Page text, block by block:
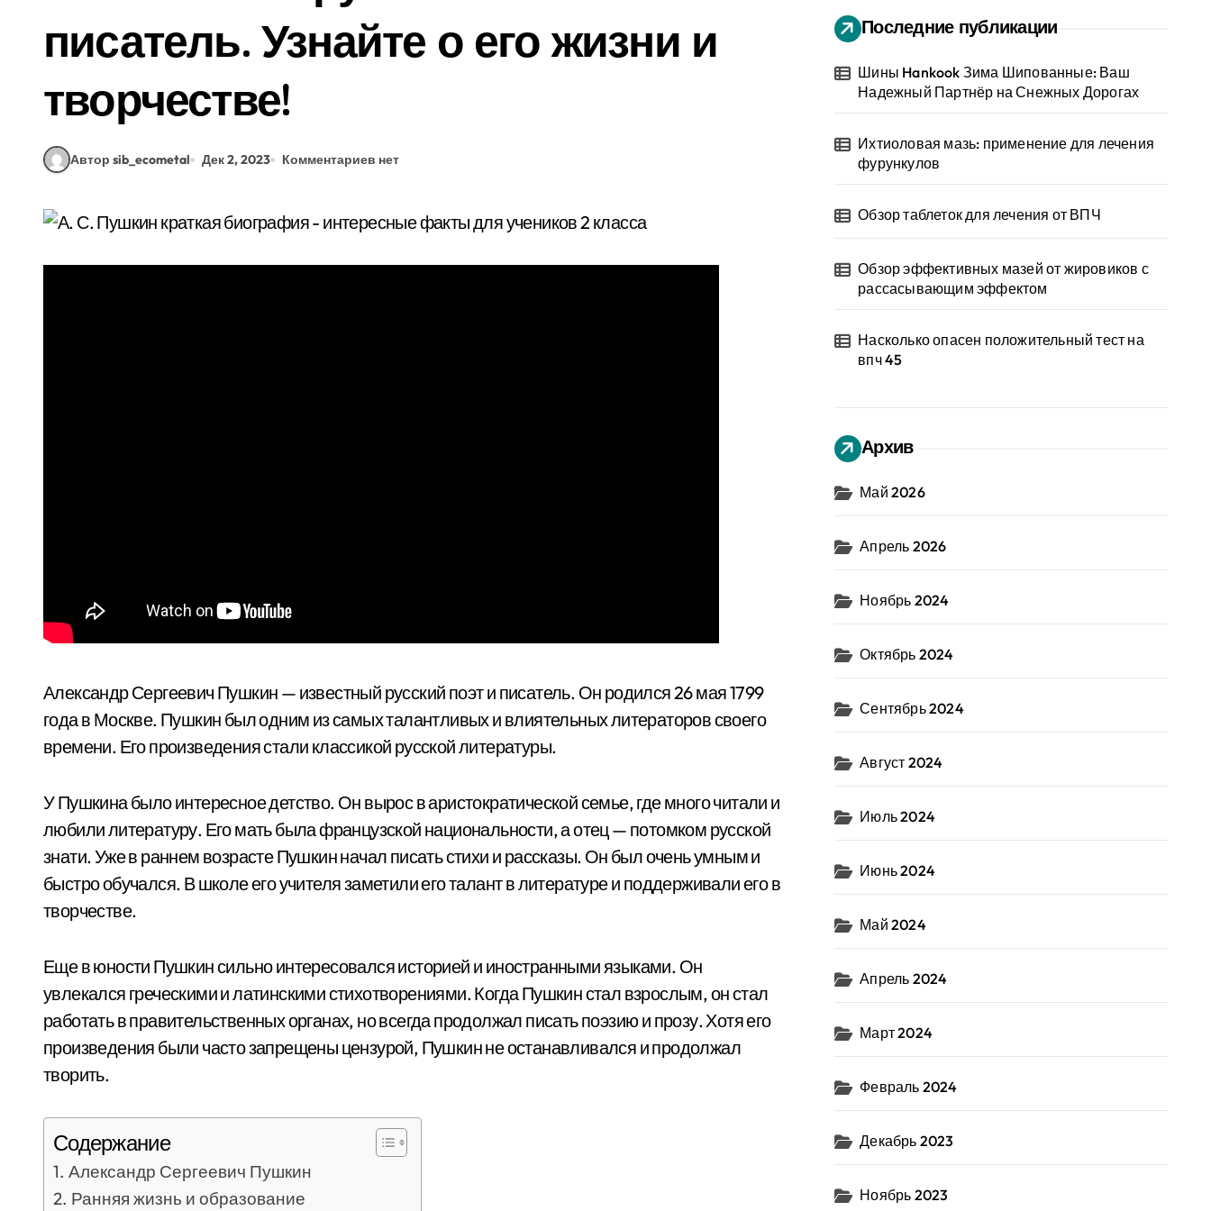
писатель. Узнайте о его жизни и
творчестве!
Автор sib_ecometal Дек 2, 2023 Комментариев нет
Александр Сергеевич Пушкин — известный русский поэт и писатель. Он родился 26 мая 1799
года в Москве. Пушкин был одним из самых талантливых и влиятельных литераторов своего
времени. Его произведения стали классикой русской литературы.
У Пушкина было интересное детство. Он вырос в аристократической семье, где много читали и
любили литературу. Его мать была французской национальности, а отец — потомком русской
знати. Уже в раннем возрасте Пушкин начал писать стихи и рассказы. Он был очень умным и
быстро обучался. В школе его учителя заметили его талант в литературе и поддерживали его в
творчестве.
Еще в юности Пушкин сильно интересовался историей и иностранными языками. Он
увлекался греческими и латинскими стихотворениями. Когда Пушкин стал взрослым, он стал
работать в правительственных органах, но всегда продолжал писать поэзию и прозу. Хотя его
произведения были часто запрещены цензурой, Пушкин не останавливался и продолжал
творить.
Содержание
Александр Сергеевич Пушкин
Ранняя жизнь и образование
Последние публикации
Шины Hankook Зима Шипованные: Ваш
Надежный Партнёр на Снежных Дорогах
Ихтиоловая мазь: применение для лечения
фурункулов
Обзор таблеток для лечения от ВПЧ
Обзор эффективных мазей от жировиков с
рассасывающим эффектом
Насколько опасен положительный тест на
впч 45
Архив
Май 2026
Апрель 2026
Ноябрь 2024
Октябрь 2024
Сентябрь 2024
Август 2024
Июль 2024
Июнь 2024
Май 2024
Апрель 2024
Март 2024
Февраль 2024
Декабрь 2023
Ноябрь 2023